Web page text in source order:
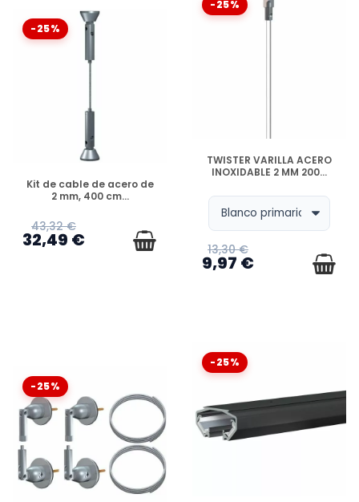
-25%
DISPONIBLE
Kit de cable de acero de
2 mm, 400 cm...
43,32 €
32,49 €
-25%
DISPONIBLE
TWISTER VARILLA ACERO
INOXIDABLE 2 MM 200...
13,30 €
9,97 €
-25%
-25%